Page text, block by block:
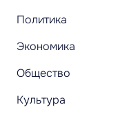
Политика
Экономика
Общество
Культура